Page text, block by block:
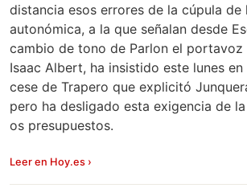
distancia esos errores de la cúpula de
autonómica, a la que señalan desde
cambio de tono de Parlon el portavoz
Isaac Albert, ha insistido este lunes
cese de Trapero que explicitó
pero ha desligado esta exigencia de
os presupuestos.
Leer en Hoy.es ›